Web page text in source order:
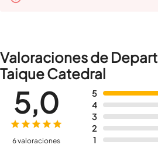
Valoraciones de
Taique Catedral
5
4
3
2
1
5,0
6 valoraciones